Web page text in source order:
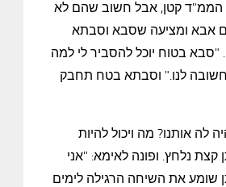
הממ"ד קטן, אבל חשוב שהם לא
אבא ומציעה שסבא וסבתא
"סבא בטוח יוכל להסביר לי למה
חשובה לנו." וסבתא בטח תחבק
לה אותנו? מה ויכול להיות
קצת נלחץ. ופונה לאימא: "אני
את השיחה הרגילה לימים